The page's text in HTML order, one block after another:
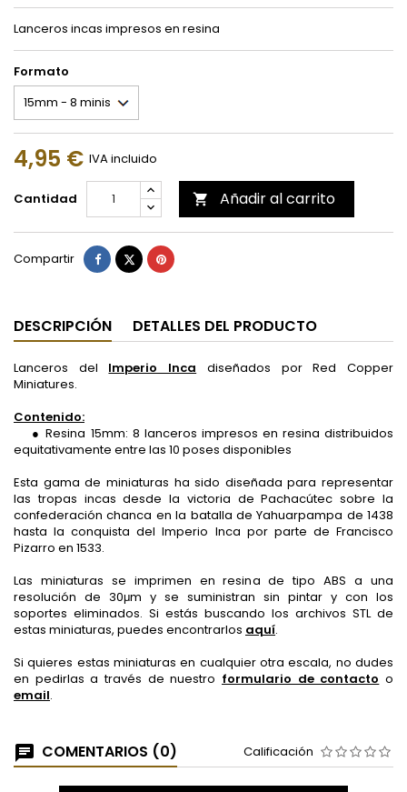
Lanceros incas impresos en resina
Formato
4,95 € IVA incluido
Cantidad  Añadir al carrito
Compartir Compartir
TuitearPinterest
DESCRIPCIÓN DETALLES DEL PRODUCTO
Lanceros del Imperio Inca diseñados por Red Copper
Miniatures.
Contenido:
● Resina 15mm: 8 lanceros impresos en resina distribuidos
equitativamente entre las 10 poses disponibles
Esta gama de miniaturas ha sido diseñada para representar
las tropas incas desde la victoria de Pachacútec sobre la
confederación chanca en la batalla de Yahuarpampa de 1438
hasta la conquista del Imperio Inca por parte de Francisco
Pizarro en 1533.
Las miniaturas se imprimen en resina de tipo ABS a una
resolución de 30μm y se suministran sin pintar y con los
soportes eliminados. Si estás buscando los archivos STL de
estas miniaturas, puedes encontrarlos aquí.
Si quieres estas miniaturas en cualquier otra escala, no dudes
en pedirlas a través de nuestro formulario de contacto o
email.
COMENTARIOS (0) Calificación